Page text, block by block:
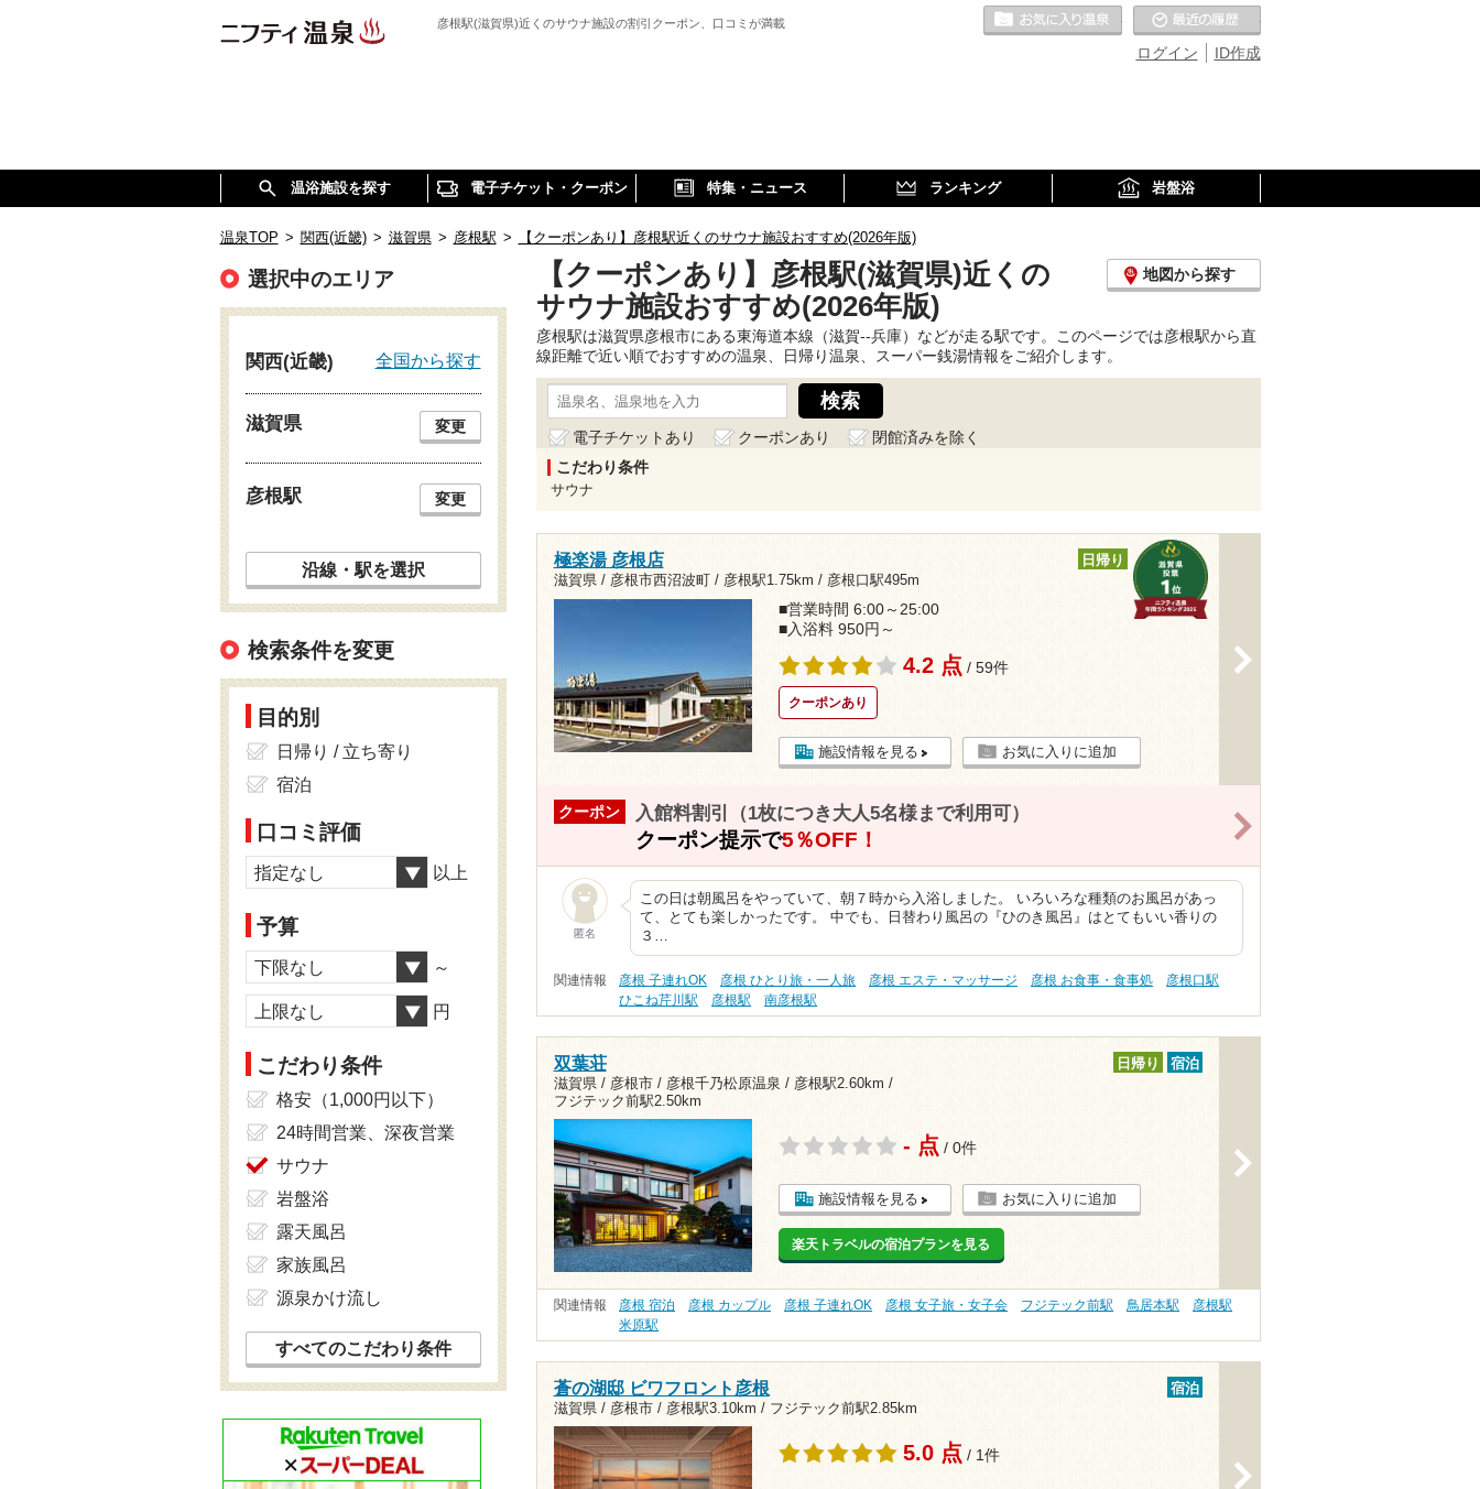
彦根駅(滋賀県)近くのサウナ施設の割引クーポン、口コミが満載
ID作成
ログイン
お気に入りの温泉
温浴施設を探す 電子チケット・クーポン 特集・ニュース ランキング 岩盤浴
温泉TOP > 関西(近畿) > 滋賀県 > 彦根駅 > 【クーポンあり】彦根駅近くのサウナ施設おすすめ(2026年版)
【クーポンあり】彦根駅(滋賀県)近くの
サウナ施設おすすめ(2026年版)
地図から探す
彦根駅は滋賀県彦根市にある東海道本線（滋賀--兵庫）などが走る駅です。このページでは彦根駅から直
線距離で近い順でおすすめの温泉、日帰り温泉、スーパー銭湯情報をご紹介します。
電子チケットあり クーポンあり
閉館済みを除く
こだわり条件
サウナ
極楽湯 彦根店
滋賀県 / 彦根市西沼波町 / 彦根駅1.75km / 彦根口駅495m
日帰り
■営業時間 6:00～25:00
■入浴料 950円～
4.2 点 / 59件
クーポンあり
施設情報を見る お気に入りに追加
クーポン 入館料割引（1枚につき大人5名様まで利用可）
クーポン提示で5％OFF！
匿名
この日は朝風呂をやっていて、朝７時から入浴しました。 いろいろな種類のお風呂があっ
て、とても楽しかったです。 中でも、日替わり風呂の『ひのき風呂』はとてもいい香りの
３…
関連情報 彦根 子連れOK 彦根 ひとり旅・一人旅 彦根 エステ・マッサージ 彦根 お食事・食事処
彦根口駅
ひこね芹川駅
彦根駅 南彦根駅
双葉荘
滋賀県 / 彦根市 / 彦根千乃松原温泉 / 彦根駅2.60km /
フジテック前駅2.50km
日帰り 宿泊
- 点 / 0件
施設情報を見る お気に入りに追加
楽天トラベルの宿泊プランを見る
関連情報 彦根 宿泊 彦根 カップル 彦根 子連れOK 彦根 女子旅・女子会 フジテック前駅 鳥居本駅
彦根駅
米原駅
蒼の湖邸 ビワフロント彦根
滋賀県 / 彦根市 / 彦根駅3.10km / フジテック前駅2.85km
宿泊
5.0 点 / 1件
選択中のエリア
関西(近畿) 全国から探す
滋賀県 変更
彦根駅 変更
沿線・駅を選択
検索条件を変更
目的別
日帰り / 立ち寄り
宿泊
口コミ評価
指定なし 以上
予算
下限なし ～
上限なし 円
こだわり条件
格安（1,000円以下）
24時間営業、深夜営業
サウナ
岩盤浴
露天風呂
家族風呂
源泉かけ流し
すべてのこだわり条件